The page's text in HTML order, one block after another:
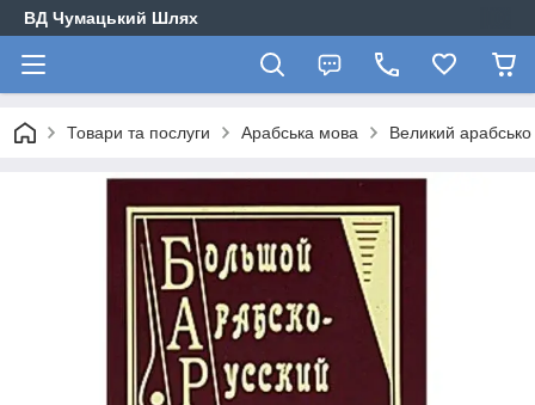
ВД Чумацький Шлях
Товари та послуги Арабська мова Великий арабсько